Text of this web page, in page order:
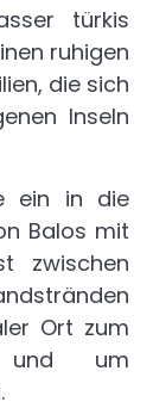
türkis
ruhigen
die sich
Inseln
ein in die
Balos mit
zwischen
Ort zum
und um